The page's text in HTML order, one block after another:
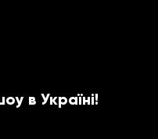
в Україні!